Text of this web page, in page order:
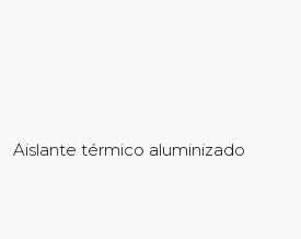
Aislante térmico aluminizado